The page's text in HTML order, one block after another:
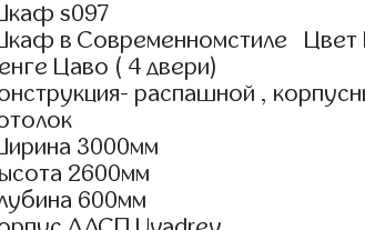
s097
в Современномстиле Цвет
Цаво ( 4 двери)
распашной ,
3000мм
2600мм
600мм